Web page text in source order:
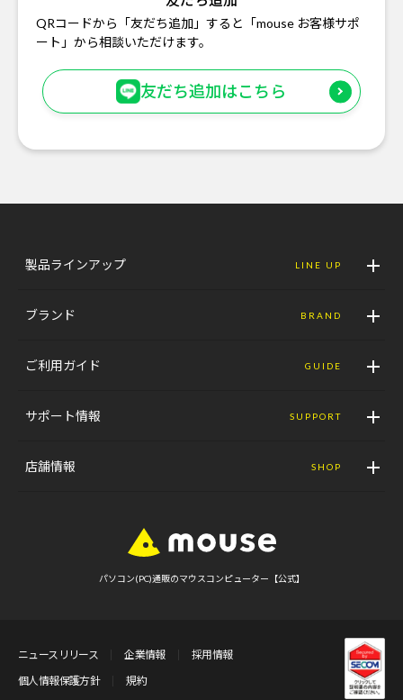
QRコードから「友だち追加」すると「mouse お客様サポ
ート」から相談いただけます。
友だち追加はこちら
製品ラインアップ LINE UP
ブランド BRAND
ご利用ガイド GUIDE
サポート情報 SUPPORT
店舗情報 SHOP
パソコン(PC)通販のマウスコンピューター【公式】
ニュースリリース 企業情報
採用情報
個人情報保護方針
規約